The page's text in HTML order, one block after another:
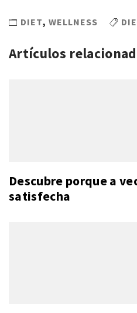
DIET, WELLNESS
Artículos
Descubre porque a
satisfecha